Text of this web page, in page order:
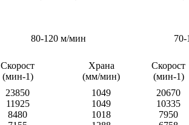
80-120 м/мин
Скорост
(мин-1)
Храна
(мм/мин)
Скорост
(мин-1)
23850 1049
20670
11925 1049
10335
8480 1018
7950